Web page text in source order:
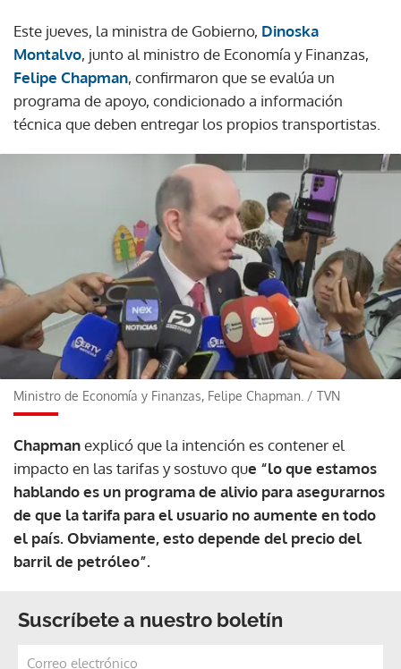
Este jueves, la ministra de Gobierno, Dinoska
Montalvo, junto al ministro de Economía y Finanzas,
Felipe Chapman, confirmaron que se evalúa un
programa de apoyo, condicionado a información
técnica que deben entregar los propios transportistas.
Ministro de Economía y Finanzas, Felipe Chapman. / TVN
Chapmanexplicó que la intención es contener el
impacto en las tarifas y sostuvo que “lo que estamos
hablando es un programa de alivio para asegurarnos
de que la tarifa para el usuario no aumente en todo
el país. Obviamente, esto depende del precio del
barril de petróleo”.
Suscríbete a nuestro boletín